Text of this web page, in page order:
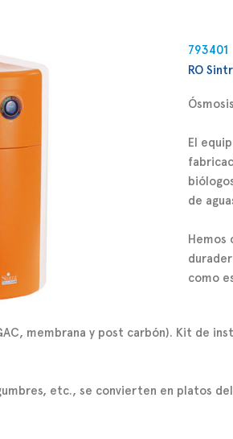
como un guante a
en tu cocina.
793401
RO
El
de
Hemos
como
membrana y post carbón). Kit de
etc., se convierten en platos